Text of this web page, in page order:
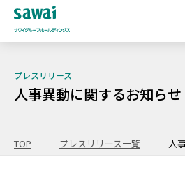
TOP プレスリリース一覧 人
プレスリリース
人事異動に関するお知らせ